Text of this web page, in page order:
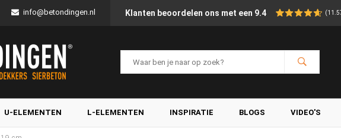
info@betondingen.nl Klanten beoordelen ons met een 9.4
U-ELEMENTEN L-ELEMENTEN INSPIRATIE BLOGS VIDEO'S